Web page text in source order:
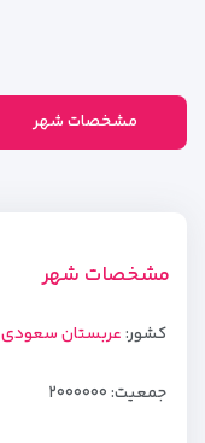
مشخصات شهر
مشخصات شهر
کشور:عربستان سعودی
جمعیت: ۲۰۰۰۰۰۰